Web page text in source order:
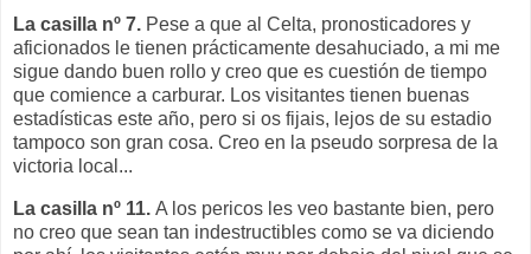
La casilla nº 7. Pese a que al Celta, pronosticadores y
aficionados le tienen prácticamente desahuciado, a mi me
sigue dando buen rollo y creo que es cuestión de tiempo
que comience a carburar. Los visitantes tienen buenas
estadísticas este año, pero si os fijais, lejos de su estadio
tampoco son gran cosa. Creo en la pseudo sorpresa de la
victoria local...
La casilla nº 11. A los pericos les veo bastante bien, pero
no creo que sean tan indestructibles como se va diciendo